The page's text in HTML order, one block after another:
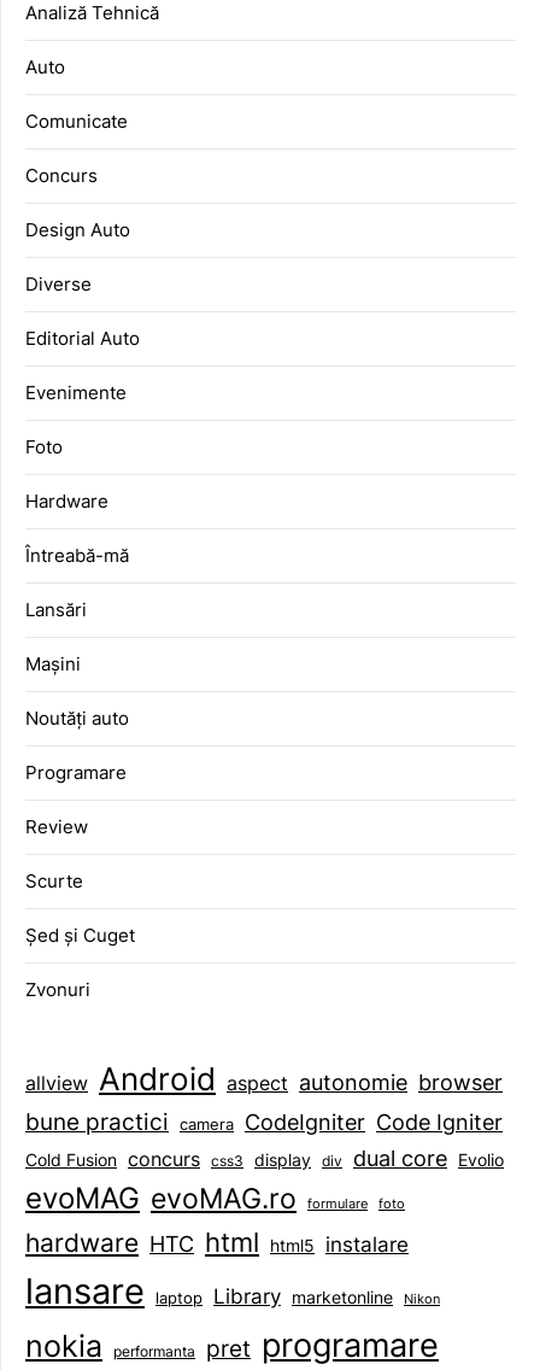
Analiză Tehnică
Auto
Comunicate
Concurs
Design Auto
Diverse
Editorial Auto
Evenimente
Foto
Hardware
Întreabă-mă
Lansări
Mașini
Noutăți auto
Programare
Review
Scurte
Șed și Cuget
Zvonuri
allview Android aspect autonomie browser
bune practici camera CodeIgniter Code Igniter
Cold Fusion concurs css3 display div dual core Evolio
evoMAG evoMAG.ro formulare foto
hardware HTC html html5 instalare
lansare laptop Library marketonline Nikon
nokia performanta pret programare